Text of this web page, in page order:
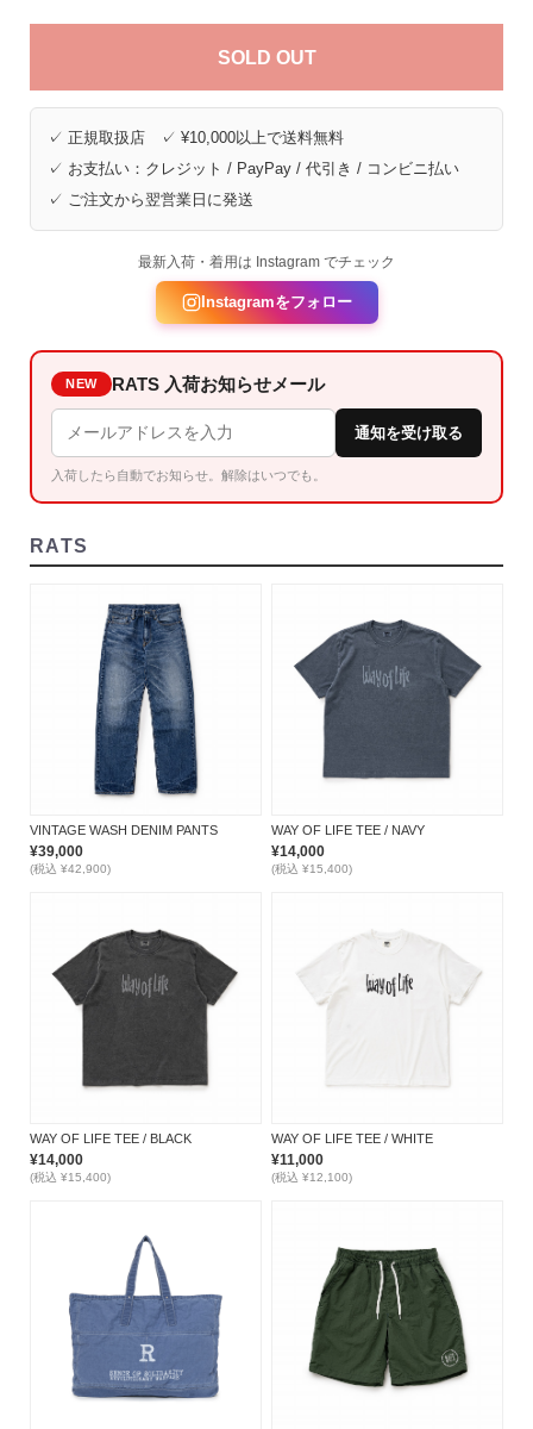
SOLD OUT
✓ 正規取扱店 ✓ ¥10,000以上で送料無料
✓ お支払い：クレジット / PayPay / 代引き / コンビニ払い
✓ ご注文から翌営業日に発送
最新入荷・着用は Instagram でチェック
Instagramをフォロー
NEW RATS 入荷お知らせメール
通知を受け取る
入荷したら自動でお知らせ。解除はいつでも。
RATS
VINTAGE WASH DENIM PANTS
¥39,000
(税込 ¥42,900)
WAY OF LIFE TEE / NAVY
¥14,000
(税込 ¥15,400)
WAY OF LIFE TEE / BLACK
¥14,000
(税込 ¥15,400)
WAY OF LIFE TEE / WHITE
¥11,000
(税込 ¥12,100)